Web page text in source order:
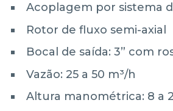
Acoplagem por sistema
Rotor de fluxo semi-axial
Bocal de saída: 3” com
Vazão: 25 a 50 m³/h
Altura manométrica: 8 a